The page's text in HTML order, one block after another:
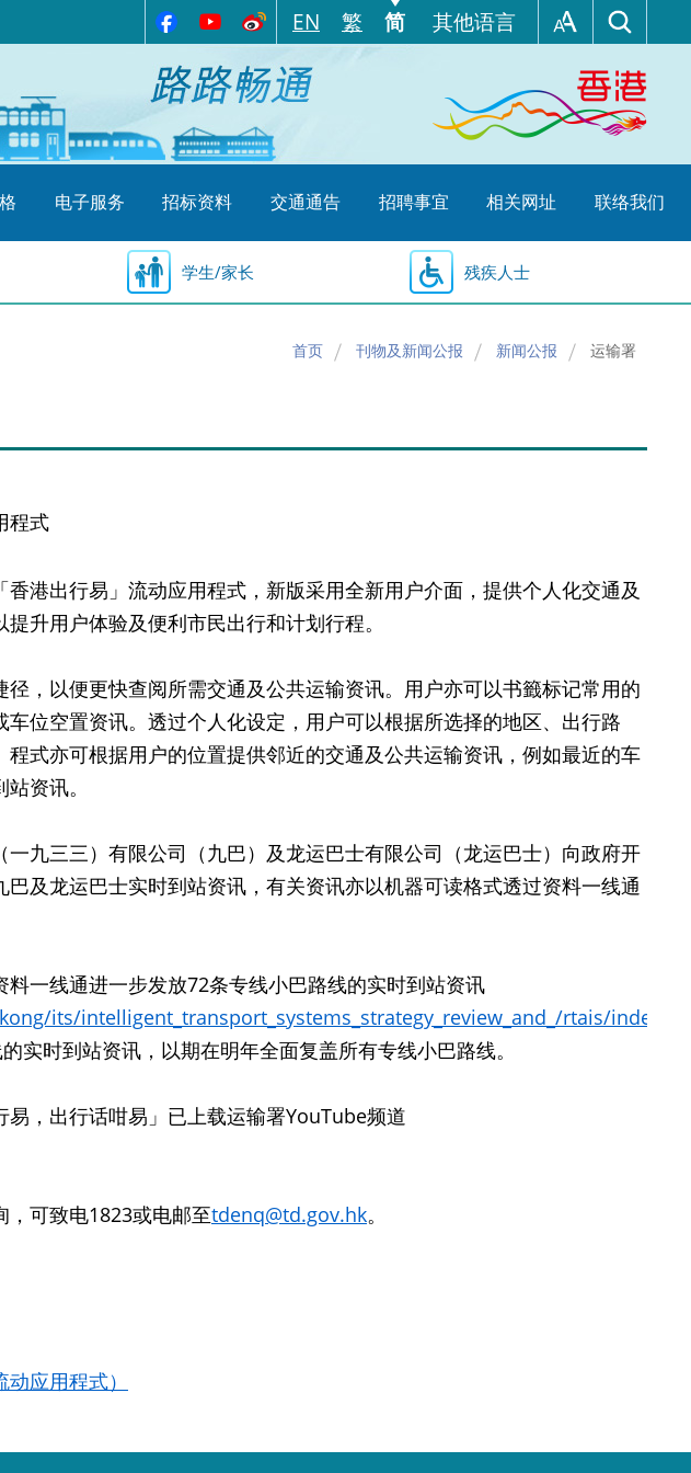
EN 繁 简 其他语言
电子服务 招标资料 交通通告 招聘事宜 相关网址 联络我们
学生/家长 残疾人士
首页 刊物及新闻公报 新闻公报 运输署
程式
港出行易」流动应用程式，新版采用全新用户介面，提供个人化交通及
升用户体验及便利市民出行和计划行程。
，以便更快查阅所需交通及公共运输资讯。用户亦可以书籤标记常用的
位空置资讯。透过个人化设定，用户可以根据所选择的地区、出行路
式亦可根据用户的位置提供邻近的交通及公共运输资讯，例如最近的车
资讯。
九三三）有限公司（九巴）及龙运巴士有限公司（龙运巴士）向政府开
及龙运巴士实时到站资讯，有关资讯亦以机器可读格式透过资料一线通
一线通进一步发放72条专线小巴路线的实时到站资讯
its/intelligent_transport_systems_strategy_review_and_/rtais/
实时到站资讯，以期在明年全面复盖所有专线小巴路线。
，出行话咁易」已上载运输署YouTube频道
可致电1823或电邮至tdenq@td.gov.hk。
应用程式）